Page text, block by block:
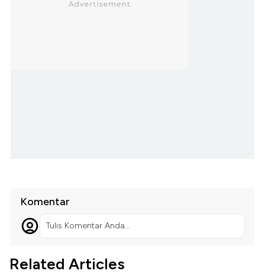
Komentar
Tulis Komentar Anda...
Related Articles